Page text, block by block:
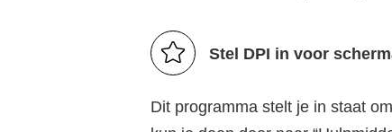
Stel DPI in voor
Dit programma stelt je in staat